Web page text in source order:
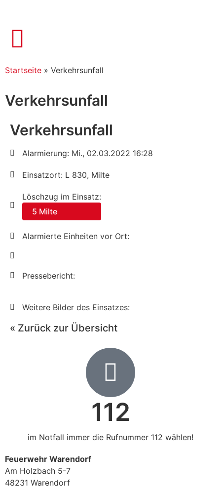
Startseite » Verkehrsunfall
Verkehrsunfall
Verkehrsunfall
Alarmierung: Mi., 02.03.2022 16:28
Einsatzort: L 830, Milte
Löschzug im Einsatz:
5 Milte
Alarmierte Einheiten vor Ort:
Pressebericht:
Weitere Bilder des Einsatzes:
« Zurück zur Übersicht
112
im Notfall immer die Rufnummer 112 wählen!
Feuerwehr Warendorf
Am Holzbach 5-7
48231 Warendorf